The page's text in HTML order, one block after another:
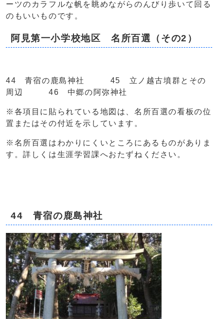
ーツのカラフルな帆を眺めながらのんびり歩いて回る
のもいいものです。
阿見第一小学校地区 名所百選（その2）
44 青宿の鹿島神社 45 立ノ越古墳群とその
周辺 46 中郷の阿弥神社
※各項目に貼られている地図は、名所百選の看板の位
置またはその付近を示しています。
※名所百選はわかりにくいところにあるものがありま
す。詳しくは生涯学習課へおたずねください。
44 青宿の鹿島神社